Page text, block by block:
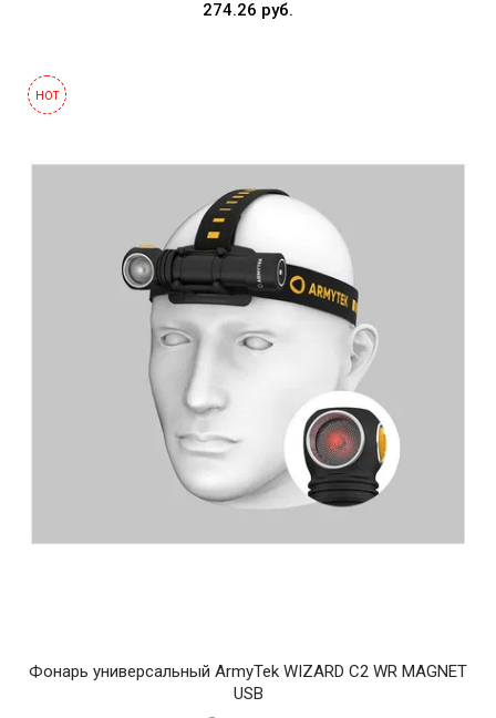
274.26 руб.
HOT
Фонарь универсальный ArmyTek WIZARD C2 WR MAGNET
USB